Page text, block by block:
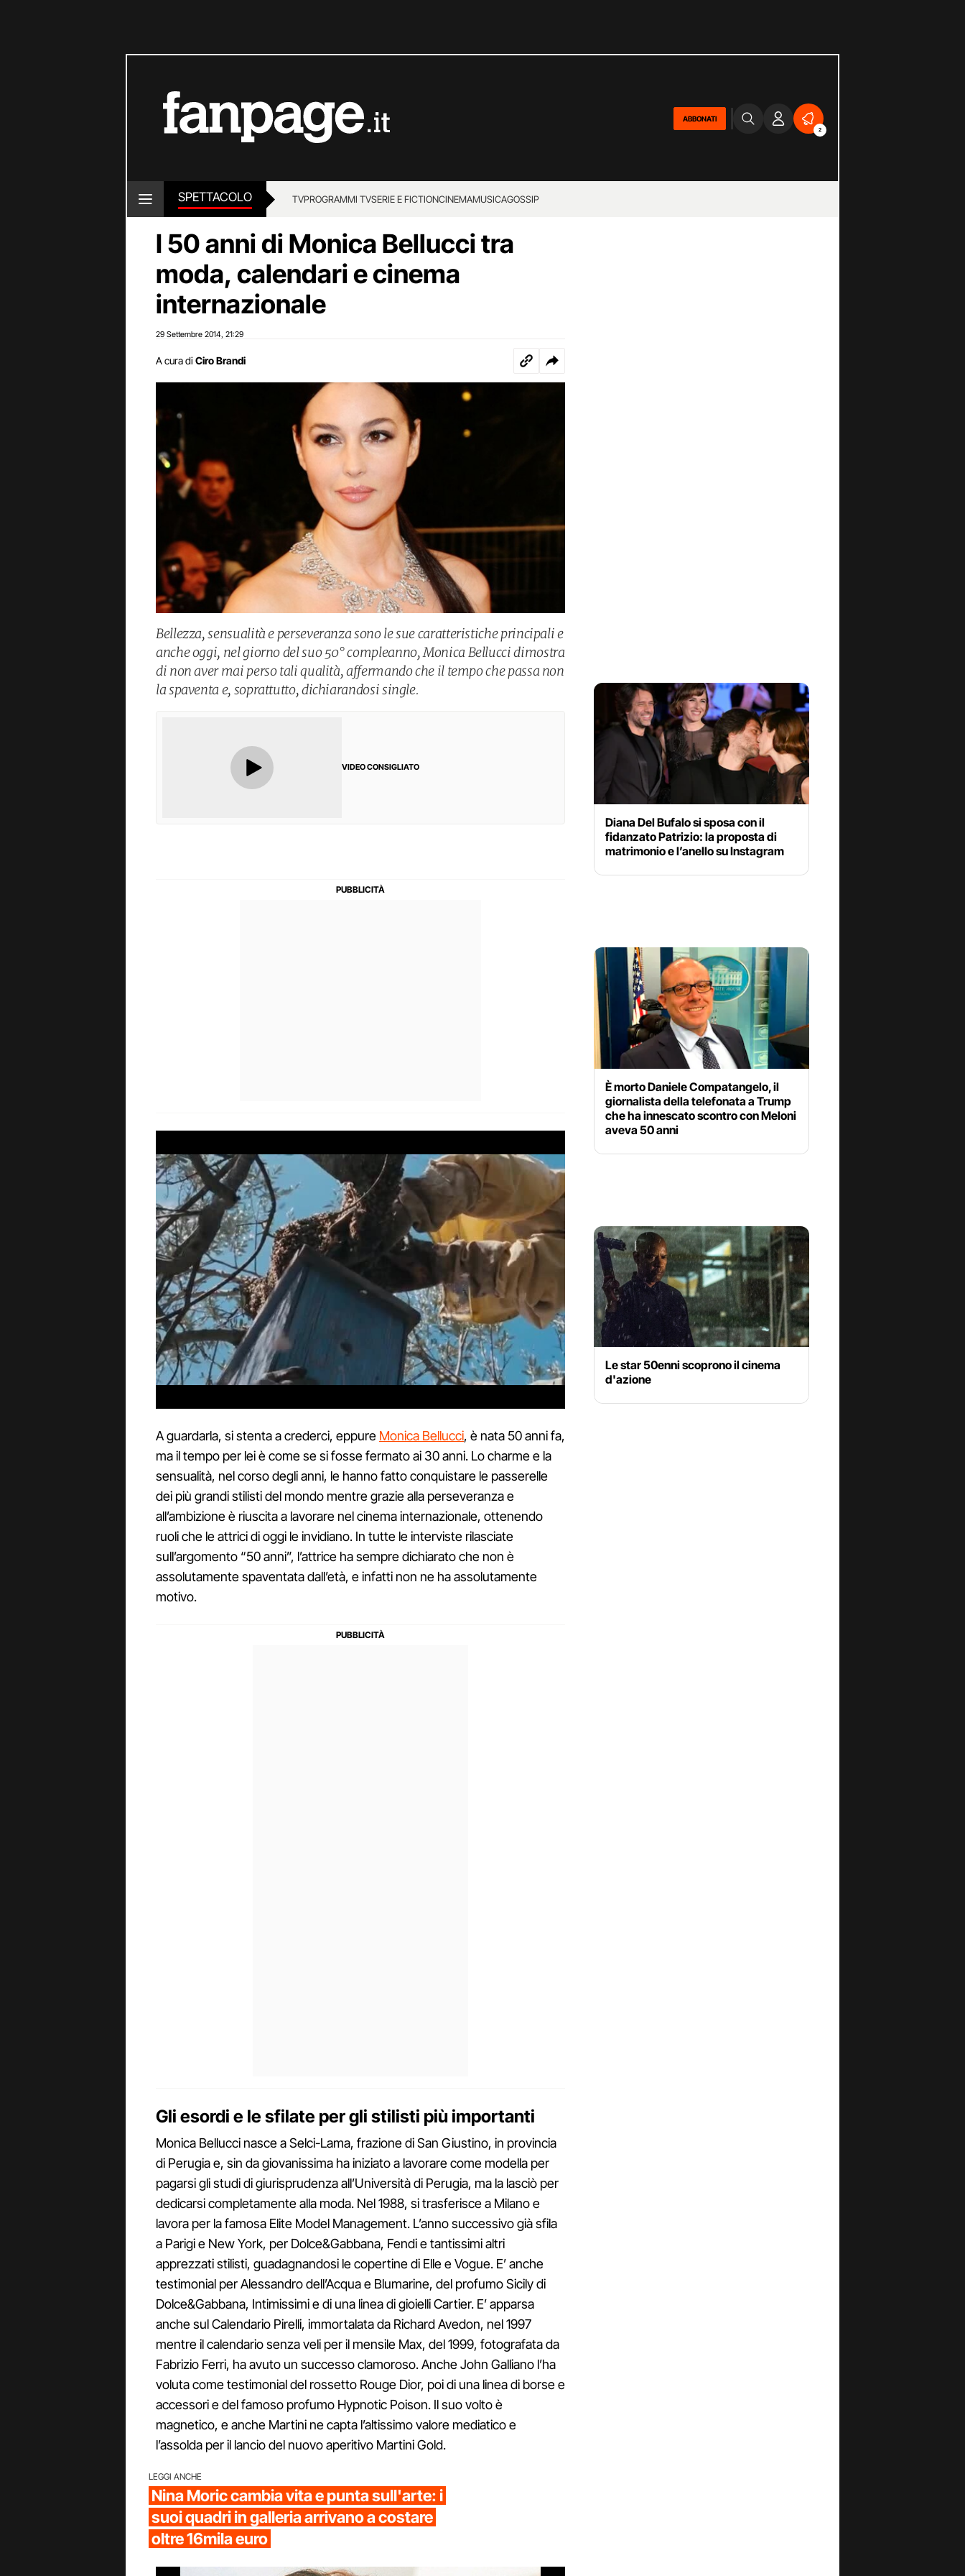
ABBONATI
2
SPETTACOLO TVPROGRAMMI TVSERIE E FICTIONCINEMAMUSICAGOSSIP
I 50 anni di Monica Bellucci tra
moda, calendari e cinema
internazionale
29 Settembre 2014 21:29
A cura di Ciro Brandi
Bellezza, sensualità e perseveranza sono le sue caratteristiche principali e
anche oggi, nel giorno del suo 50° compleanno, Monica Bellucci dimostra
di non aver mai perso tali qualità, affermando che il tempo che passa non
la spaventa e, soprattutto, dichiarandosi single.
VIDEO CONSIGLIATO
A guardarla, si stenta a crederci, eppure Monica Bellucci, è nata 50 anni fa,
ma il tempo per lei è come se si fosse fermato ai 30 anni. Lo charme e la
sensualità, nel corso degli anni, le hanno fatto conquistare le passerelle
dei più grandi stilisti del mondo mentre grazie alla perseveranza e
all’ambizione è riuscita a lavorare nel cinema internazionale, ottenendo
ruoli che le attrici di oggi le invidiano. In tutte le interviste rilasciate
sull’argomento “50 anni”, l’attrice ha sempre dichiarato che non è
assolutamente spaventata dall’età, e infatti non ne ha assolutamente
motivo.
Gli esordi e le sfilate per gli stilisti più importanti
Monica Bellucci nasce a Selci-Lama, frazione di San Giustino, in provincia
di Perugia e, sin da giovanissima ha iniziato a lavorare come modella per
pagarsi gli studi di giurisprudenza all’Università di Perugia, ma la lasciò per
dedicarsi completamente alla moda. Nel 1988, si trasferisce a Milano e
lavora per la famosa Elite Model Management. L’anno successivo già sfila
a Parigi e New York, per Dolce&Gabbana, Fendi e tantissimi altri
apprezzati stilisti, guadagnandosi le copertine di Elle e Vogue. E’ anche
testimonial per Alessandro dell’Acqua e Blumarine, del profumo Sicily di
Dolce&Gabbana, Intimissimi e di una linea di gioielli Cartier. E’ apparsa
anche sul Calendario Pirelli, immortalata da Richard Avedon, nel 1997
mentre il calendario senza veli per il mensile Max, del 1999, fotografata da
Fabrizio Ferri, ha avuto un successo clamoroso. Anche John Galliano l’ha
voluta come testimonial del rossetto Rouge Dior, poi di una linea di borse e
accessori e del famoso profumo Hypnotic Poison. Il suo volto è
magnetico, e anche Martini ne capta l’altissimo valore mediatico e
l’assolda per il lancio del nuovo aperitivo Martini Gold.
LEGGI ANCHE
Nina Moric cambia vita e punta sull'arte: i
suoi quadri in galleria arrivano a costare
oltre 16mila euro
Diana Del Bufalo si sposa con il
fidanzato Patrizio: la proposta di
matrimonio e l’anello su Instagram
È morto Daniele Compatangelo, il
giornalista della telefonata a Trump
che ha innescato scontro con Meloni
aveva 50 anni
Le star 50enni scoprono il cinema
d'azione